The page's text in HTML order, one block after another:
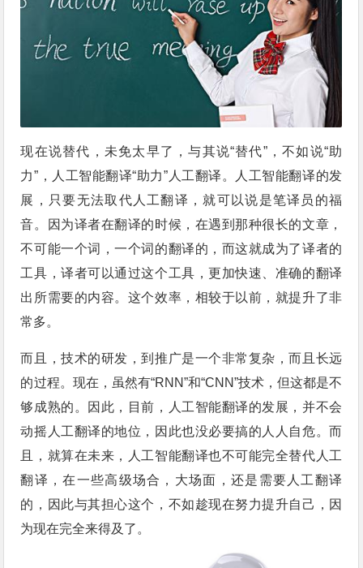
现在说替代，未免太早了，与其说“替代”，不如说“助
力”，人工智能翻译“助力”人工翻译。人工智能翻译的发
展，只要无法取代人工翻译，就可以说是笔译员的福
音。因为译者在翻译的时候，在遇到那种很长的文章，
不可能一个词，一个词的翻译的，而这就成为了译者的
工具，译者可以通过这个工具，更加快速、准确的翻译
出所需要的内容。这个效率，相较于以前，就提升了非
常多。
而且，技术的研发，到推广是一个非常复杂，而且长远
的过程。现在，虽然有“RNN”和“CNN”技术，但这都是不
够成熟的。因此，目前，人工智能翻译的发展，并不会
动摇人工翻译的地位，因此也没必要搞的人人自危。而
且，就算在未来，人工智能翻译也不可能完全替代人工
翻译，在一些高级场合，大场面，还是需要人工翻译
的，因此与其担心这个，不如趁现在努力提升自己，因
为现在完全来得及了。